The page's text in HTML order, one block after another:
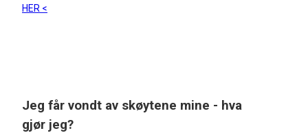
HER <
Jeg får vondt av skøytene mine - hva
gjør jeg?